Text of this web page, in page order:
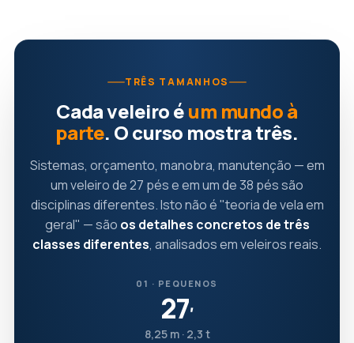
TRÊS TAMANHOS
Cada veleiro éum mundo à
parte. O curso mostra três.
Sistemas, orçamento, manobra, manutenção — em
um veleiro de 27 pés e em um de 38 pés são
disciplinas diferentes. Isto não é "teoria de vela em
geral" — são os detalhes concretos de três
classes diferentes, analisados em veleiros reais.
01 · PEQUENOS
27′
8,25 m · 2,3 t